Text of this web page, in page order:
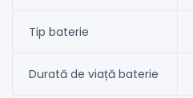
Tip baterie
Durată de viață baterie